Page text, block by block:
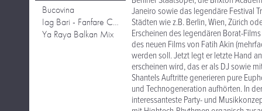
Bucovina
Iag Bari - Fanfare Ciocarlia Remix
Ya Raya Balkan Mix
Janeiro sowie das legendäre Festival
Städten wie z.B. Berlin, Wien, Zürich
Erscheinen des legendären Borat-
des neuen Films von Fatih Akin
werden soll. Jetzt legt er letzte Hand
erscheinen wird, das er als DJ sowie
Shantels Auftritte generieren pure
und Technogeneration aufhörten. In
interessanteste Party- und